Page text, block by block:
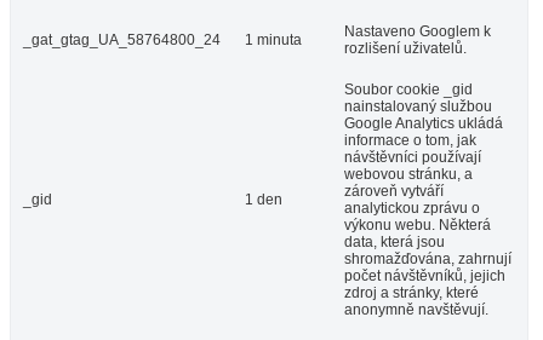
_gat_gtag_UA_58764800_24 1 minuta
Nastaveno Googlem k
rozlišení uživatelů.
_gid 1 den
Soubor cookie _gid
nainstalovaný službou
Google Analytics ukládá
informace o tom, jak
návštěvníci používají
webovou stránku, a
zároveň vytváří
analytickou zprávu o
výkonu webu. Některá
data, která jsou
shromažďována, zahrnují
počet návštěvníků, jejich
zdroj a stránky, které
anonymně navštěvují.